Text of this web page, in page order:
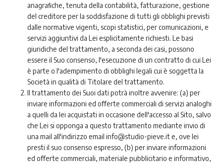
anagraﬁche, tenuta della contabilità, fatturazione, gestione
del creditore per la soddisfazione di tutti gli obblighi previsti
dalle normative vigenti, scopi statistici, per comunicazioni, e
servizi aggiuntivi da Lei esplicitamente richiesti. Le basi
giuridiche del trattamento, a seconda dei casi, possono
essere il Suo consenso, l'esecuzione di un contratto di cui Lei
è parte o l'adempimento di obblighi legali cui è soggetta la
Società in qualità di Titolare del trattamento.
Il trattamento dei Suoi dati potrà inoltre avvenire: (a) per
inviare informazioni ed oﬀerte commerciali di servizi analoghi
a quelli da lei acquistati in occasione dell'accesso al Sito, salvo
che Lei si opponga a questo trattamento mediante invio di
una mail all'indirizzo email info@studio-pieve.it e, ove lei
presti il suo consenso espresso, (b) per inviare informazioni
ed oﬀerte commerciali, materiale pubblicitario e informativo,